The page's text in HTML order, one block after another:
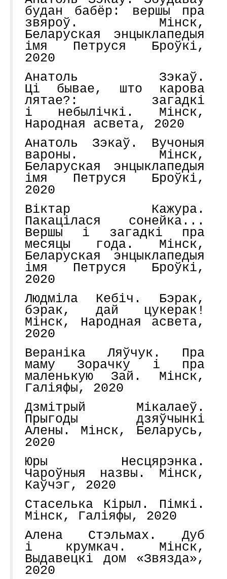
будан бабёр: вершы пра
звяроў. Мінск,
Беларуская энцыклапедыя
імя Петруся Броўкі,
2020
Анатоль Зэкаў.
Ці бывае, што карова
лятае?: загадкі
і небылічкі. Мінск,
Народная асвета, 2020
Анатоль Зэкаў. Вучоныя
вароны. Мінск,
Беларуская энцыклапедыя
імя Петруся Броўкі,
2020
Віктар Кажура.
Пакацілася сонейка...
Вершы і загадкі пра
месяцы года. Мінск,
Беларуская энцыклапедыя
імя Петруся Броўкі,
2020
Людміла Кебіч. Бэрак,
бэрак, дай цукерак!
Мінск, Народная асвета,
2020
Вераніка Ляўчук. Пра
маму Зорачку і пра
маленькую Зай. Мінск,
Галіяфы, 2020
Дзмітрый Мікалаеў.
Прыгоды дзяўчынкі
Алены. Мінск, Беларусь,
2020
Юры Несцярэнка.
Чароўныя назвы. Мінск,
Каўчэг, 2020
Стаселька Кірыл. Пімкі.
Мінск, Галіяфы, 2020
Алена Стэльмах. Дуб
і крумкач. Мінск,
Выдавецкі дом «Звязда»,
2020